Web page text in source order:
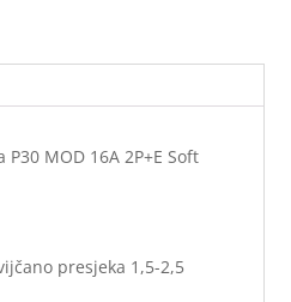
MOD 16A 2P+E Soft
presjeka 1,5-2,5